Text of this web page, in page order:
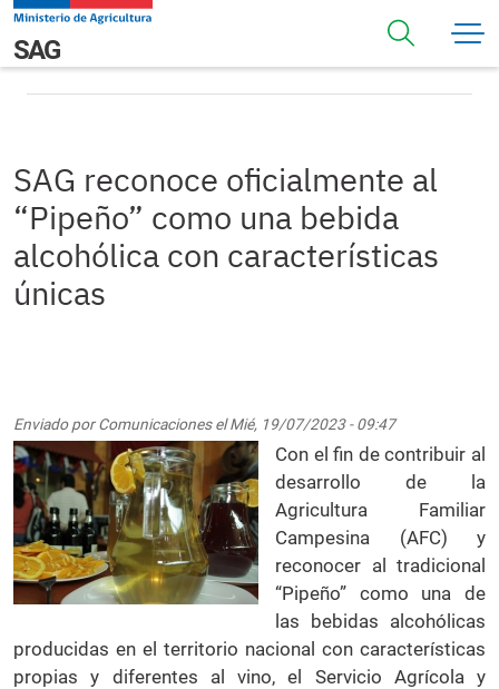
Pasar al contenido principal
Navegación principal
SAGSAG reconoce oficialmente al “Pipeño” como una bebida
alcohólica con características únicas
SAG reconoce oficialmente al
“Pipeño” como una bebida
alcohólica con características
únicas
Enviado porComunicacioneselMié, 19/07/2023 - 09:47
Con el fin de contribuir al
desarrollo de la
Agricultura Familiar
Campesina (AFC) y
reconocer al tradicional
“Pipeño” como una de
las bebidas alcohólicas
producidas en el territorio nacional con características
propias y diferentes al vino, el Servicio Agrícola y